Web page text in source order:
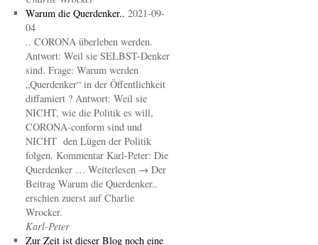
Warum die Querdenker.. 2021-09-
04
.. CORONA überleben werden.
Antwort: Weil sie SELBST-Denker
sind. Frage: Warum werden
„Querdenker“ in der Öffentlichkeit
diffamiert ? Antwort: Weil sie
NICHT, wie die Politik es will,
CORONA-conform sind und
NICHT den Lügen der Politik
folgen. Kommentar Karl-Peter: Die
Querdenker … Weiterlesen → Der
Beitrag Warum die Querdenker..
erschien zuerst auf Charlie
Wrocker.
Karl-Peter
Zur Zeit ist dieser Blog noch eine